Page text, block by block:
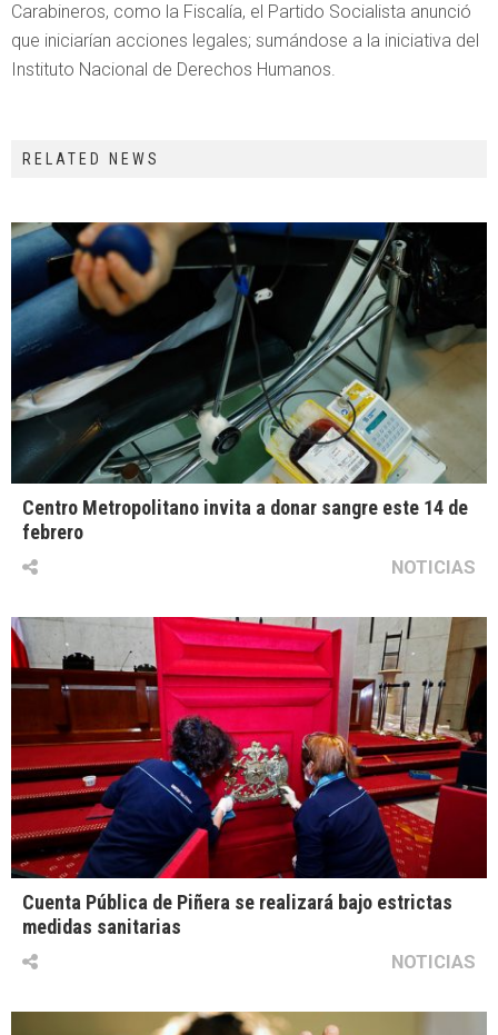
Carabineros, como la Fiscalía, el Partido Socialista anunció
que iniciarían acciones legales; sumándose a la iniciativa del
Instituto Nacional de Derechos Humanos.
RELATED NEWS
Centro Metropolitano invita a donar sangre este 14 de
febrero
NOTICIAS
Cuenta Pública de Piñera se realizará bajo estrictas
medidas sanitarias
NOTICIAS